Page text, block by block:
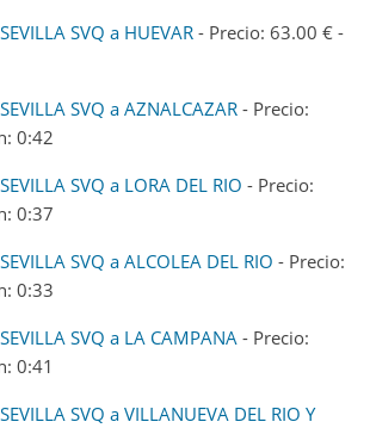
SVQ a HUEVAR - Precio: 63.00 € -
SVQ a AZNALCAZAR - Precio:
0:42
SVQ a LORA DEL RIO - Precio:
0:37
SVQ a ALCOLEA DEL RIO - Precio:
0:33
SVQ a LA CAMPANA - Precio:
0:41
SVQ a VILLANUEVA DEL RIO Y